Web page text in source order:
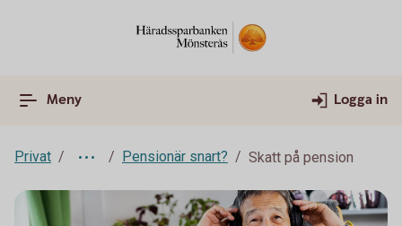
Meny Logga in
Privat Pensionär snart? Skatt på pension